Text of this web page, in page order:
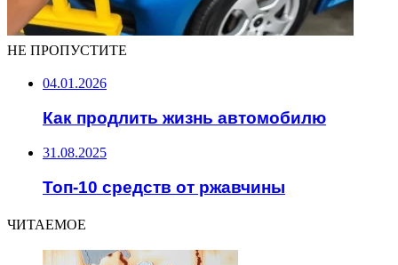
НЕ ПРОПУСТИТЕ
04.01.2026
Как продлить жизнь автомобилю
31.08.2025
Топ-10 средств от ржавчины
ЧИТАЕМОЕ